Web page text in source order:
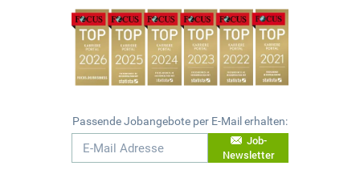
Passende Jobangebote per E-Mail erhalten:
Job-
Newsletter